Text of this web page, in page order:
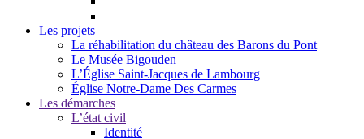
Les projets
La réhabilitation du château des Barons du Pont
Le Musée Bigouden
L’Église Saint-Jacques de Lambourg
Église Notre-Dame Des Carmes
Les démarches
L’état civil
Identité